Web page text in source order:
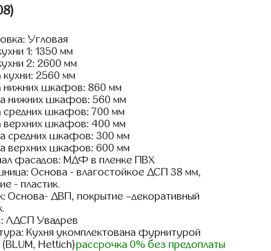
Угловая
1: 1350 мм
2: 2600 мм
кухни: 2560 мм
нижних шкафов: 860 мм
нижних шкафов: 560 мм
средних шкафов: 700 мм
верхних шкафов: 400 мм
средних шкафов: 300 мм
верхних шкафов: 600 мм
фасадов: МДФ в пленке ПВХ
Основа - влагостойкое ДСП 38 мм,
- пластик.
Основа- ДВП, покрытие –декоративный
ЛДСП Увадрев
Кухня укомплектована фурнитурой
Hettich)рассрочка 0% без предоплаты